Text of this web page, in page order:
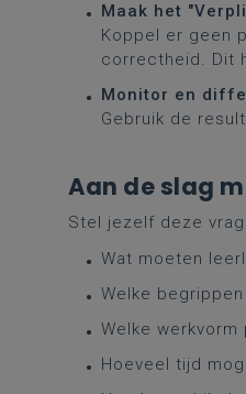
Maak het
Koppel er geen
correctheid. Dit
Monitor en
Gebruik de
Aan de slag
Stel jezelf deze
Wat moeten
Welke
Welke
Hoeveel tijd